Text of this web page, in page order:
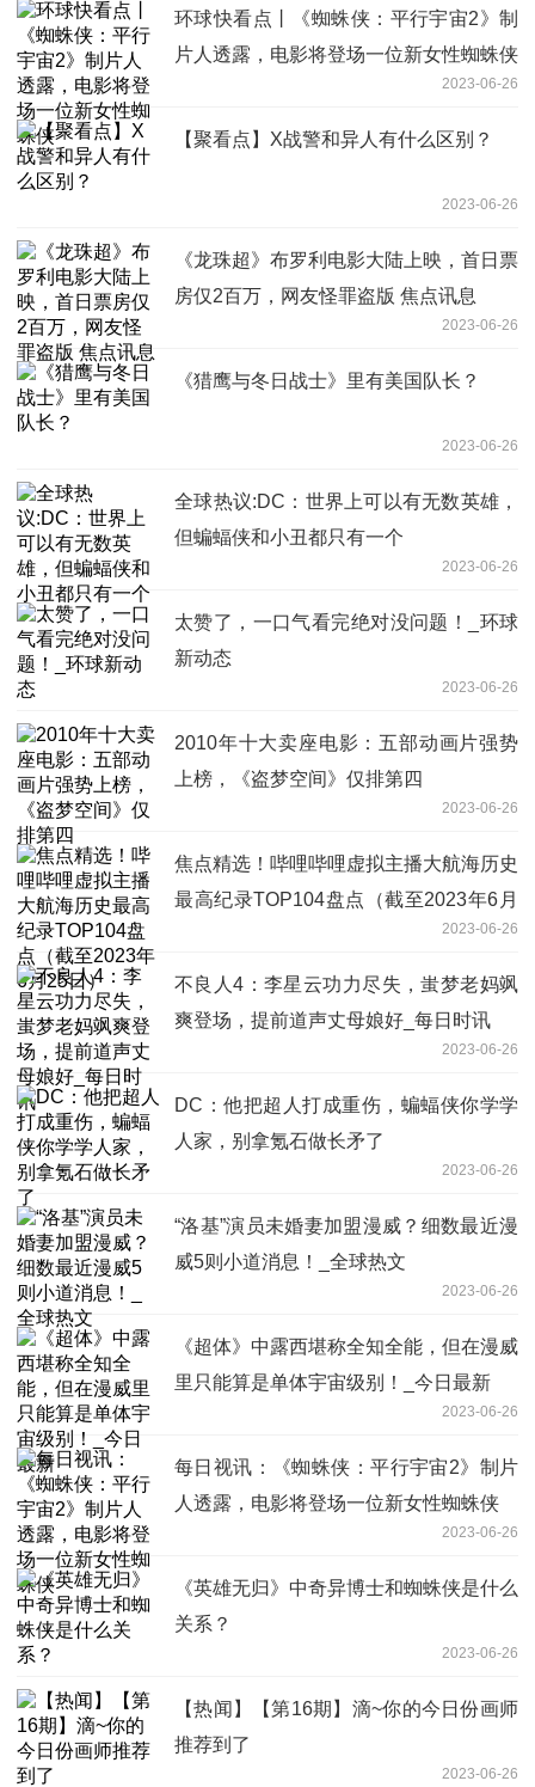
环球快看点丨《蜘蛛侠：平行宇宙2》制
片人透露，电影将登场一位新女性蜘蛛侠
2023-06-26
【聚看点】X战警和异人有什么区别？
2023-06-26
《龙珠超》布罗利电影大陆上映，首日票
房仅2百万，网友怪罪盗版 焦点讯息
2023-06-26
《猎鹰与冬日战士》里有美国队长？
2023-06-26
全球热议:DC：世界上可以有无数英雄，
但蝙蝠侠和小丑都只有一个
2023-06-26
太赞了，一口气看完绝对没问题！_环球
新动态
2023-06-26
2010年十大卖座电影：五部动画片强势
上榜，《盗梦空间》仅排第四
2023-06-26
焦点精选！哔哩哔哩虚拟主播大航海历史
最高纪录TOP104盘点（截至2023年6月
2023-06-26
不良人4：李星云功力尽失，蚩梦老妈飒
爽登场，提前道声丈母娘好_每日时讯
2023-06-26
DC：他把超人打成重伤，蝙蝠侠你学学
人家，别拿氪石做长矛了
2023-06-26
“洛基”演员未婚妻加盟漫威？细数最近漫
威5则小道消息！_全球热文
2023-06-26
《超体》中露西堪称全知全能，但在漫威
里只能算是单体宇宙级别！_今日最新
2023-06-26
每日视讯：《蜘蛛侠：平行宇宙2》制片
人透露，电影将登场一位新女性蜘蛛侠
2023-06-26
《英雄无归》中奇异博士和蜘蛛侠是什么
关系？
2023-06-26
【热闻】【第16期】滴~你的今日份画师
推荐到了
2023-06-26